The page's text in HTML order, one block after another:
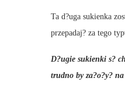
Ta d?uga sukienka
przepadaj? za tego
D?ugie sukienki s?
trudno by za?o?y?